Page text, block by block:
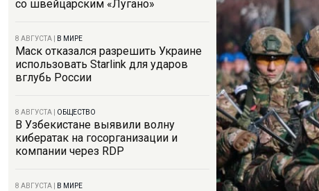
со швейцарским «Лугано»
8 АВГУСТА В МИРЕ
Маск отказался разрешить Украине
использовать Starlink для ударов
вглубь России
8 АВГУСТА ОБЩЕСТВО
В Узбекистане выявили волну
кибератак на госорганизации и
компании через RDP
8 АВГУСТА В МИРЕ